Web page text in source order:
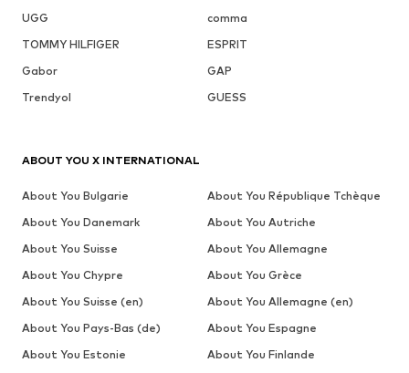
UGG
comma
TOMMY HILFIGER
ESPRIT
Gabor
GAP
Trendyol
GUESS
ABOUT YOU X INTERNATIONAL
About You Bulgarie
About You République Tchèque
About You Danemark
About You Autriche
About You Suisse
About You Allemagne
About You Chypre
About You Grèce
About You Suisse (en)
About You Allemagne (en)
About You Pays-Bas (de)
About You Espagne
About You Estonie
About You Finlande